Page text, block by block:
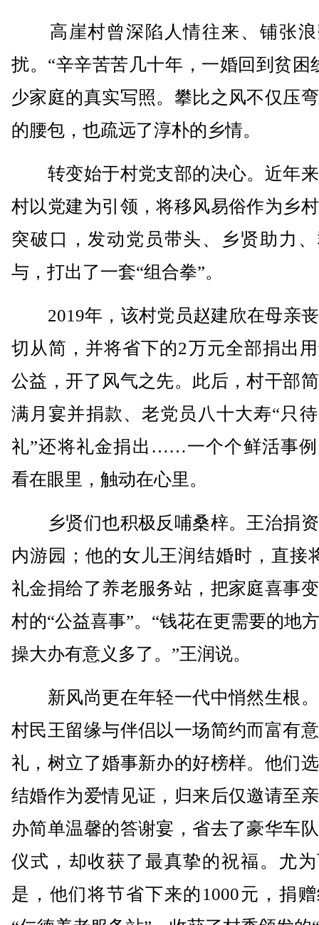
高崖村曾深陷人情往来、铺张浪
扰。“辛辛苦苦几十年，一婚回到贫困
少家庭的真实写照。攀比之风不仅压
的腰包，也疏远了淳朴的乡情。
转变始于村党支部的决心。近年
村以党建为引领，将移风易俗作为乡
突破口，发动党员带头、乡贤助力
与，打出了一套“组合拳”。
2019年，该村党员赵建欣在母亲
切从简，并将省下的2万元全部捐出
公益，开了风气之先。此后，村干部
满月宴并捐款、老党员八十大寿“只
礼”还将礼金捐出……一个个鲜活事
看在眼里，触动在心里。
乡贤们也积极反哺桑梓。王治捐
内游园；他的女儿王润结婚时，直接
礼金捐给了养老服务站，把家庭喜事
村的“公益喜事”。“钱花在更需要的地
操大办有意义多了。”王润说。
新风尚更在年轻一代中悄然生根
村民王留缘与伴侣以一场简约而富有
礼，树立了婚事新办的好榜样。他们
结婚作为爱情见证，归来后仅邀请至
办简单温馨的答谢宴，省去了豪华车
仪式，却收获了最真挚的祝福。尤
是，他们将节省下来的1000元，捐